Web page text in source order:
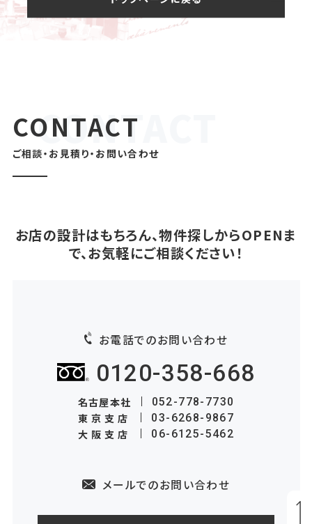
CONTACT
ご相談・お見積り・お問い合わせ
お店の設計はもちろん、物件探しからOPENま
で、お気軽にご相談ください！
お電話でのお問い合わせ
0120-358-668
名古屋本社 052-778-7730
東京支店 03-6268-9867
大阪支店 06-6125-5462
メールでのお問い合わせ